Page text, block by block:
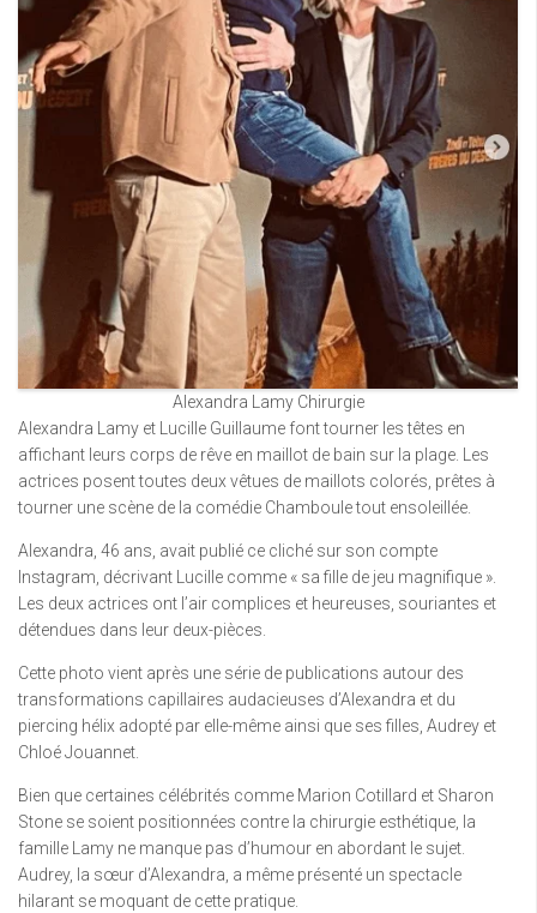
Alexandra Lamy Chirurgie
Alexandra Lamy et Lucille Guillaume font tourner les têtes en
affichant leurs corps de rêve en maillot de bain sur la plage. Les
actrices posent toutes deux vêtues de maillots colorés, prêtes à
tourner une scène de la comédie Chamboule tout ensoleillée.
Alexandra, 46 ans, avait publié ce cliché sur son compte
Instagram, décrivant Lucille comme « sa fille de jeu magnifique ».
Les deux actrices ont l’air complices et heureuses, souriantes et
détendues dans leur deux-pièces.
Cette photo vient après une série de publications autour des
transformations capillaires audacieuses d’Alexandra et du
piercing hélix adopté par elle-même ainsi que ses filles, Audrey et
Chloé Jouannet.
Bien que certaines célébrités comme Marion Cotillard et Sharon
Stone se soient positionnées contre la chirurgie esthétique, la
famille Lamy ne manque pas d’humour en abordant le sujet.
Audrey, la sœur d’Alexandra, a même présenté un spectacle
hilarant se moquant de cette pratique.